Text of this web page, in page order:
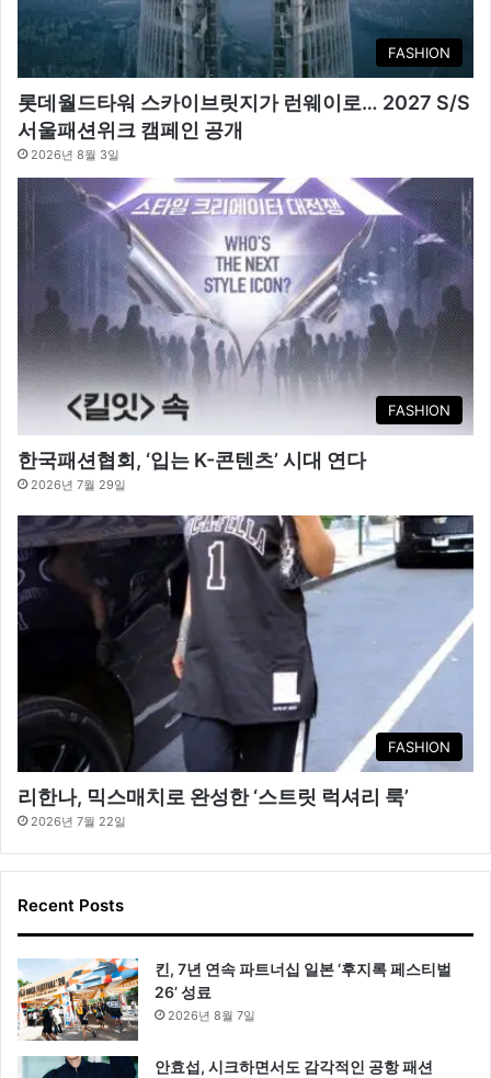
FASHION
롯데월드타워 스카이브릿지가 런웨이로… 2027 S/S
서울패션위크 캠페인 공개
2026년 8월 3일
FASHION
한국패션협회, ‘입는 K-콘텐츠’ 시대 연다
2026년 7월 29일
FASHION
리한나, 믹스매치로 완성한 ‘스트릿 럭셔리 룩’
2026년 7월 22일
Recent Posts
킨, 7년 연속 파트너십 일본 ‘후지록 페스티벌
26’ 성료
2026년 8월 7일
안효섭, 시크하면서도 감각적인 공항 패션